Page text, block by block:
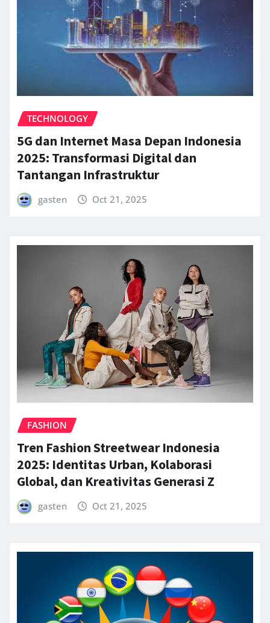
TECHNOLOGY
5G dan Internet Masa Depan Indonesia
2025: Transformasi Digital dan
Tantangan Infrastruktur
gasten Oct 21, 2025
FASHION
Tren Fashion Streetwear Indonesia
2025: Identitas Urban, Kolaborasi
Global, dan Kreativitas Generasi Z
gasten Oct 21, 2025